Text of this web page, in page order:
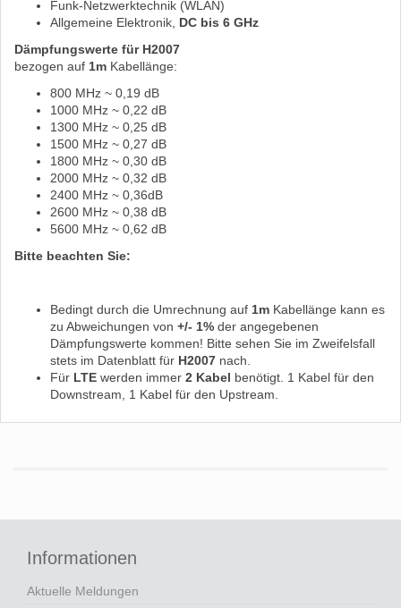
Funk-Netzwerktechnik (WLAN)
Allgemeine Elektronik, DC bis 6 GHz
Dämpfungswerte für H2007
bezogen auf 1m Kabellänge:
800 MHz ~ 0,19 dB
1000 MHz ~ 0,22 dB
1300 MHz ~ 0,25 dB
1500 MHz ~ 0,27 dB
1800 MHz ~ 0,30 dB
2000 MHz ~ 0,32 dB
2400 MHz ~ 0,36dB
2600 MHz ~ 0,38 dB
5600 MHz ~ 0,62 dB
Bitte beachten Sie:
Bedingt durch die Umrechnung auf 1m Kabellänge kann es
zu Abweichungen von +/- 1% der angegebenen
Dämpfungswerte kommen! Bitte sehen Sie im Zweifelsfall
stets im Datenblatt für H2007 nach.
Für LTE werden immer 2 Kabel benötigt. 1 Kabel für den
Downstream, 1 Kabel für den Upstream.
Informationen
Aktuelle Meldungen